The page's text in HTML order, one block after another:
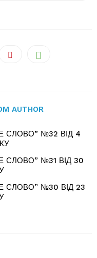
AUTHOR
СЛОВО” №32 ВІД 4
СЛОВО” №31 ВІД 30
СЛОВО” №30 ВІД 23